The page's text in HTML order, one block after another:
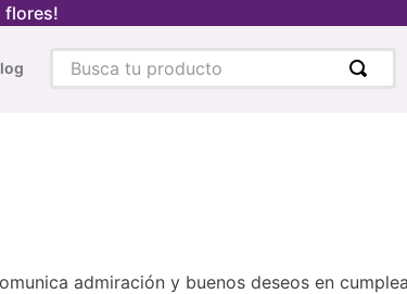
flores!
Busca tu producto
admiración y buenos deseos en